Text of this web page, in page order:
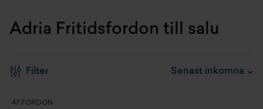
Adria Fritidsfordon till salu
Filter
47 FORDON